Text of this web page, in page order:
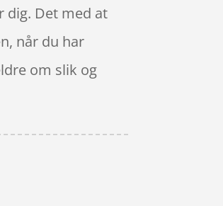
dig. Det med at
når du har
om slik og